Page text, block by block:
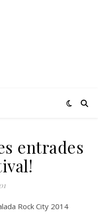
entrades
Rock City 2014